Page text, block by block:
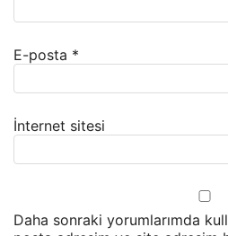
E-posta *
İnternet sitesi
Daha sonraki yorumlarımda